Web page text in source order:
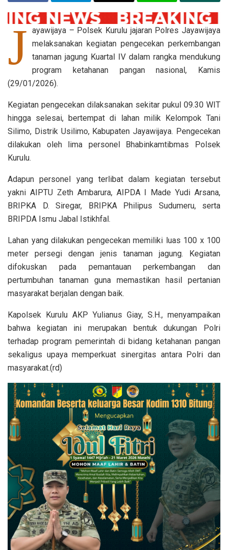
J ayawijaya – Polsek Kurulu jajaran Polres Jayawijaya
melaksanakan kegiatan pengecekan perkembangan
tanaman jagung Kuartal IV dalam rangka mendukung
program ketahanan pangan nasional, Kamis
(29/01/2026).
Kegiatan pengecekan dilaksanakan sekitar pukul 09.30 WIT
hingga selesai, bertempat di lahan milik Kelompok Tani
Silimo, Distrik Usilimo, Kabupaten Jayawijaya. Pengecekan
dilakukan oleh lima personel Bhabinkamtibmas Polsek
Kurulu.
Adapun personel yang terlibat dalam kegiatan tersebut
yakni AIPTU Zeth Ambarura, AIPDA I Made Yudi Arsana,
BRIPKA D. Siregar, BRIPKA Philipus Sudumeru, serta
BRIPDA Ismu Jabal Istikhfal.
Lahan yang dilakukan pengecekan memiliki luas 100 x 100
meter persegi dengan jenis tanaman jagung. Kegiatan
difokuskan pada pemantauan perkembangan dan
pertumbuhan tanaman guna memastikan hasil pertanian
masyarakat berjalan dengan baik.
Kapolsek Kurulu AKP Yulianus Giay, S.H., menyampaikan
bahwa kegiatan ini merupakan bentuk dukungan Polri
terhadap program pemerintah di bidang ketahanan pangan
sekaligus upaya memperkuat sinergitas antara Polri dan
masyarakat.(rd)